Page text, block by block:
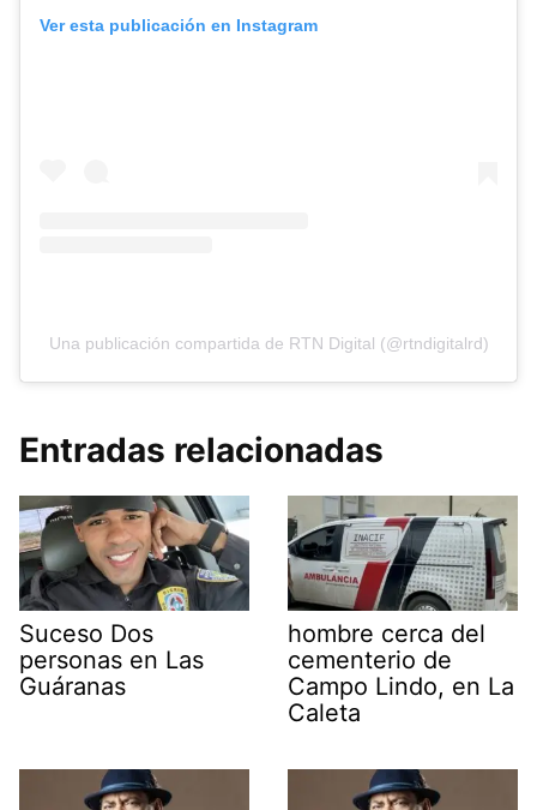
Ver esta publicación en Instagram
Una publicación compartida de RTN Digital (@rtndigitalrd)
Entradas relacionadas
Suceso Dos
personas en Las
Guáranas
hombre cerca del
cementerio de
Campo Lindo, en La
Caleta